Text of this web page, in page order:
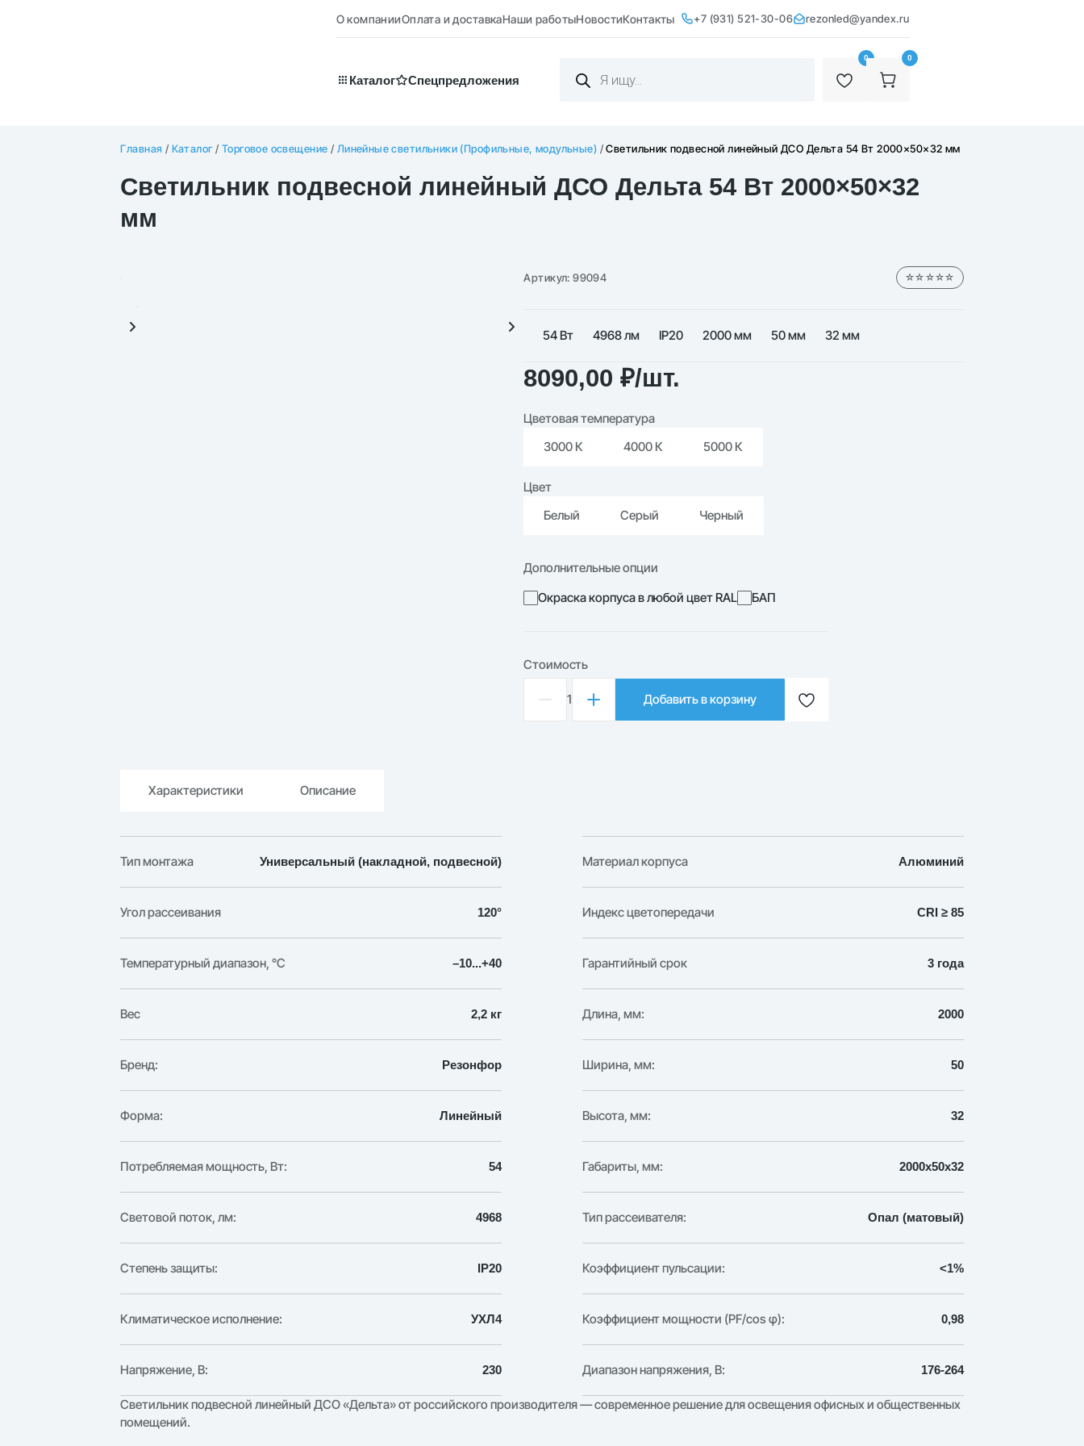
О компанииОплата и доставкаНаши работыНовостиКонтакты +7 (931) 521-30-06 rezonled@yandex.ru
Каталог Cпецпредложения
товаров
0 0
Главная / Каталог/ Торговое освещение / Линейные светильники (Профильные, модульные) /Светильник подвесной линейный ДСО Дельта 54 Вт 2000×50×32 мм
Светильник подвесной линейный ДСО Дельта 54 Вт 2000×50×32
мм
Артикул:99094 ☆☆☆☆☆
54 Вт 4968 лм IP20 2000 мм 50 мм 32 мм
8090,00₽/шт.
Цветовая температура
3000 К
4000 К 5000 К
Цвет
Белый
Серый Черный
Дополнительные опции
Окраска корпуса в любой цвет RAL
БАП
Стоимость
Количество
товара
1 Добавить в корзину
Характеристики Описание
Тип монтажа Универсальный (накладной, подвесной) Материал корпуса Алюминий
Угол рассеивания 120° Индекс цветопередачи CRI ≥ 85
Температурный диапазон, °C –10...+40 Гарантийный срок 3 года
Вес 2,2 кг Длина, мм: 2000
Бренд: Резонфор Ширина, мм: 50
Форма: Линейный Высота, мм: 32
Потребляемая мощность, Вт: 54 Габариты, мм: 2000х50х32
Световой поток, лм: 4968 Тип рассеивателя: Опал (матовый)
Степень защиты: IP20 Коэффициент пульсации: <1%
Климатическое исполнение: УХЛ4 Коэффициент мощности (PF/cos φ): 0,98
Напряжение, В: 230 Диапазон напряжения, В: 176-264
Светильник подвесной линейный ДСО «Дельта» от российского производителя — современное решение для освещения офисных и общественных
помещений.